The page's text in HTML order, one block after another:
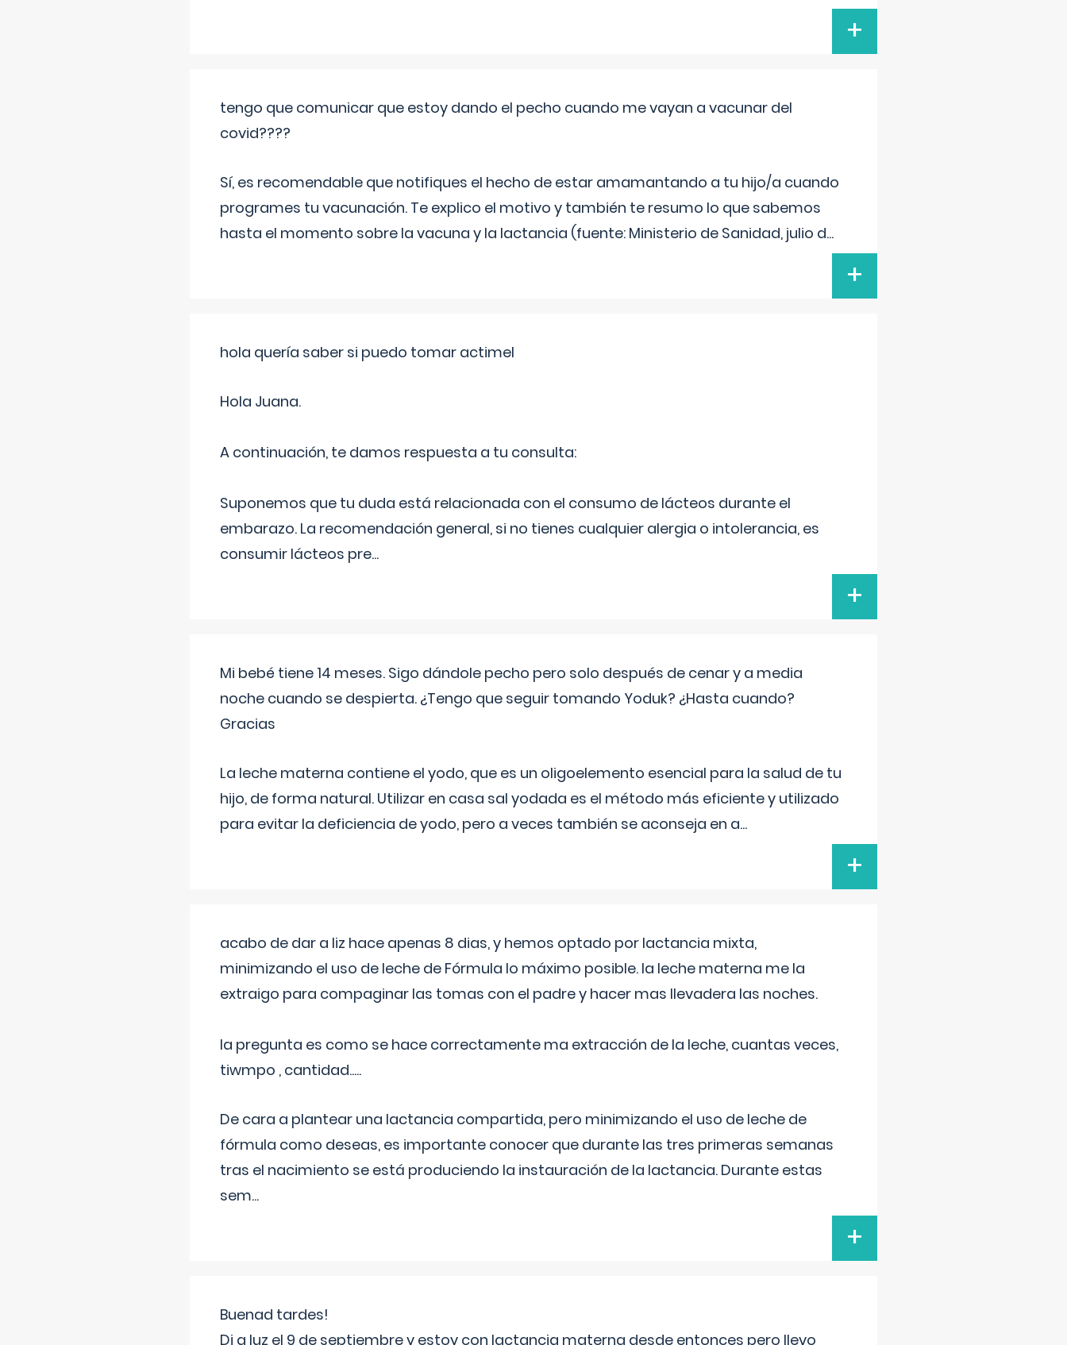
+
tengo que comunicar que estoy dando el pecho cuando me vayan a vacunar del
covid????
Sí, es recomendable que notifiques el hecho de estar amamantando a tu hijo/a cuando
programes tu vacunación. Te explico el motivo y también te resumo lo que sabemos
hasta el momento sobre la vacuna y la lactancia (fuente: Ministerio de Sanidad, julio d...
+
hola quería saber si puedo tomar actimel
Hola Juana.
A continuación, te damos respuesta a tu consulta:
Suponemos que tu duda está relacionada con el consumo de lácteos durante el
embarazo. La recomendación general, si no tienes cualquier alergia o intolerancia, es
consumir lácteos pre...
+
Mi bebé tiene 14 meses. Sigo dándole pecho pero solo después de cenar y a media
noche cuando se despierta. ¿Tengo que seguir tomando Yoduk? ¿Hasta cuando?
Gracias
La leche materna contiene el yodo, que es un oligoelemento esencial para la salud de tu
hijo, de forma natural. Utilizar en casa sal yodada es el método más eficiente y utilizado
para evitar la deficiencia de yodo, pero a veces también se aconseja en a...
+
acabo de dar a liz hace apenas 8 dias, y hemos optado por lactancia mixta,
minimizando el uso de leche de Fórmula lo máximo posible. la leche materna me la
extraigo para compaginar las tomas con el padre y hacer mas llevadera las noches.
la pregunta es como se hace correctamente ma extracción de la leche, cuantas veces,
tiwmpo , cantidad.....
De cara a plantear una lactancia compartida, pero minimizando el uso de leche de
fórmula como deseas, es importante conocer que durante las tres primeras semanas
tras el nacimiento se está produciendo la instauración de la lactancia. Durante estas
sem...
+
Buenad tardes!
Di a luz el 9 de septiembre y estoy con lactancia materna desde entonces pero llevo